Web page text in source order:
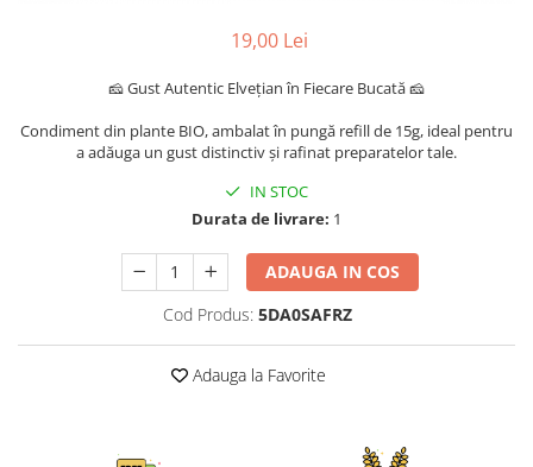
19,00 Lei
🧀 Gust Autentic Elvețian în Fiecare Bucată 🧀
Condiment din plante BIO, ambalat în pungă refill de 15g, ideal pentru
a adăuga un gust distinctiv și rafinat preparatelor tale.
IN STOC
Durata de livrare: 1
ADAUGA IN COS
Cod Produs: 5DA0SAFRZ
Adauga la Favorite